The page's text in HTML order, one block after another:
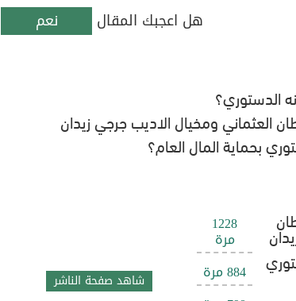
نعم هل اعجبك المقال
الدستوري؟
العثماني ومخيال الاديب جرجي زيدان
بحماية المال العام؟
1228
مرة
884 مرة شاهد صفحة الناشر